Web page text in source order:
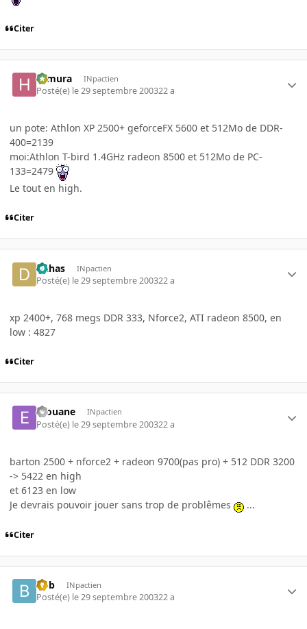
Citer
Himura INpactien
Posté(e) le 29 septembre 200322 a
un pote: Athlon XP 2500+ geforceFX 5600 et 512Mo de DDR-
400=2139
moi:Athlon T-bird 1.4GHz radeon 8500 et 512Mo de PC-
133=2479
Le tout en high.
Citer
Dahas INpactien
Posté(e) le 29 septembre 200322 a
xp 2400+, 768 megs DDR 333, Nforce2, ATI radeon 8500, en
low : 4827
Citer
erouane INpactien
Posté(e) le 29 septembre 200322 a
barton 2500 + nforce2 + radeon 9700(pas pro) + 512 DDR 3200
-> 5422 en high
et 6123 en low
Je devrais pouvoir jouer sans trop de problêmes
...
Citer
Bob INpactien
Posté(e) le 29 septembre 200322 a